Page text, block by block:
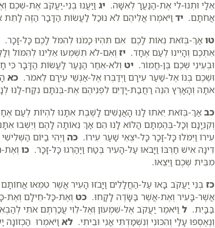
אֵלָי וּתְנוּ-לִי אֶת-הַנַּעֲרָ לְאִשָּׁה. יג וַיַּעֲנוּ בְנֵי-יַעֲקֹב אֶת-שְׁכֶם
אֲחֹתָם. יד וַיֹּאמְרוּ אֲלֵיהֶם לֹא נוּכַל לַעֲשׂוֹת הַדָּבָר הַזֶּה
טו אַךְ-בְּזֹאת נֵאוֹת לָכֶם אִם תִּהְיוּ כָמֹנוּ לְהִמֹּל לָכֶם כָּל-זָכָר.
אִתְּכֶם וְהָיִינוּ לְעַם אֶחָד. יז וְאִם-לֹא תִשְׁמְעוּ אֵלֵינוּ לְהִמּוֹל
וּבְעֵינֵי שְׁכֶם בֶּן-חֲמוֹר. יט וְלֹא-אֵחַר הַנַּעַר לַעֲשׂוֹת הַדָּבָר כִּי
וּשְׁכֶם בְּנוֹ אֶל-שַׁעַר עִירָם וַיְדַבְּרוּ אֶל-אַנְשֵׁי עִירָם לֵאמֹר. כא
אֹתָהּ וְהָאָרֶץ הִנֵּה רַחֲבַת-יָדַיִם לִפְנֵיהֶם אֶת-בְּנֹתָם נִקַּח-לָנוּ
כב אַךְ-בְּזֹאת יֵאֹתוּ לָנוּ הָאֲנָשִׁים לָשֶׁבֶת אִתָּנוּ לִהְיוֹת לְעַם
וְקִנְיָנָם וְכָל-בְּהֶמְתָּם הֲלוֹא לָנוּ הֵם אַךְ נֵאוֹתָה לָהֶם וְיֵשְׁבוּ
עִירוֹ וַיִּמֹּלוּ כָּל-זָכָר כָּל-יֹצְאֵי שַׁעַר עִירוֹ. כה וַיְהִי בַיּוֹם
דִינָה אִישׁ חַרְבּוֹ וַיָּבֹאוּ עַל-הָעִיר בֶּטַח וַיַּהַרְגוּ כָּל-זָכָר. כו
מִבֵּית שְׁכֶם וַיֵּצֵאוּ.
כז בְּנֵי יַעֲקֹב בָּאוּ עַל-הַחֲלָלִים וַיָּבֹזּוּ הָעִיר אֲשֶׁר טִמְּאוּ
אֲשֶׁר-בָּעִיר וְאֶת-אֲשֶׁר בַּשָּׂדֶה לָקָחוּ. כט וְאֶת-כָּל-חֵילָם וְאֶת-
בַּבָּיִת. ל וַיֹּאמֶר יַעֲקֹב אֶל-שִׁמְעוֹן וְאֶל-לֵוִי עֲכַרְתֶּם אֹתִי
וְנֶאֶסְפוּ עָלַי וְהִכּוּנִי וְנִשְׁמַדְתִּי אֲנִי וּבֵיתִי. לא וַיֹּאמְרוּ